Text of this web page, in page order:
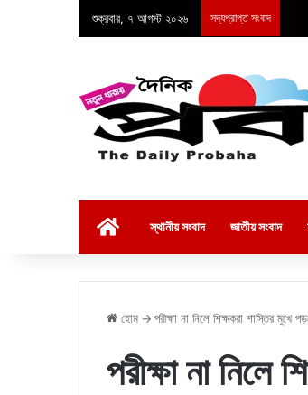
শুক্রবার, ৭ আগস্ট ২০২৬ সদ্যপ্রাপ্ত সংবাদ
স্থানীয় সংবাদ জাতীয় সংবাদ
হোম → পরীক্ষা না নিলে শিক্ষকরা শাস্তির মুখে
পরীক্ষা না নিলে